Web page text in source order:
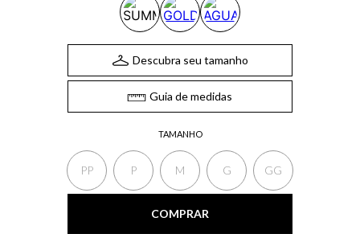
TAMANHO
PP P M G GG
Descubra seu tamanho
Guia de medidas
COMPRAR